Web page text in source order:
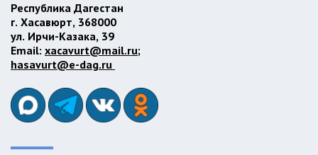
Республика Дагестан
г. Хасавюрт, 368000
ул. Ирчи-Казака, 39
Email: xacavurt@mail.ru;
hasavurt@e-dag.ru